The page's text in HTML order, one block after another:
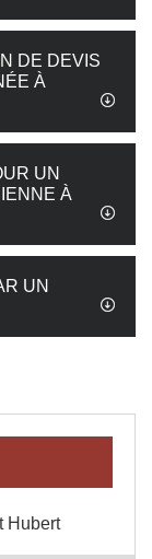
DE DEVIS
À
UN
À
UN
Hubert